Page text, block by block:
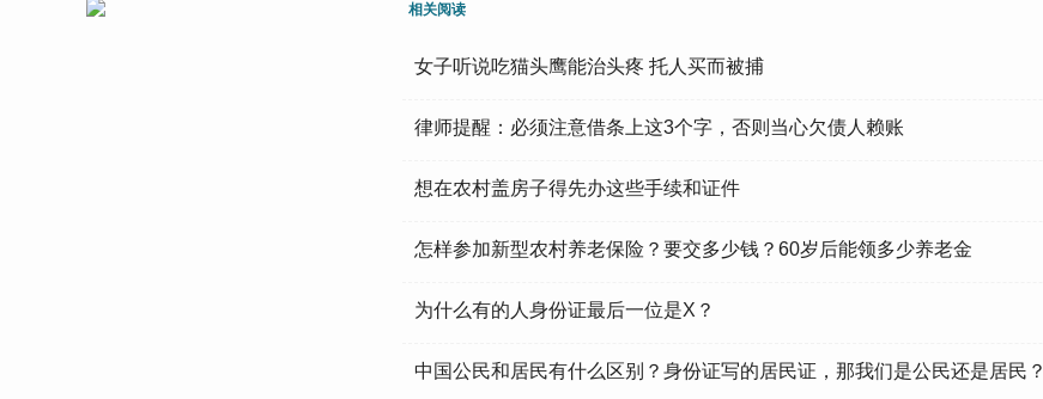
相关阅读
女子听说吃猫头鹰能治头疼 托人买而被捕
律师提醒：必须注意借条上这3个字，否则当心欠债人赖账
想在农村盖房子得先办这些手续和证件
怎样参加新型农村养老保险？要交多少钱？60岁后能领多少养老金
为什么有的人身份证最后一位是X？
中国公民和居民有什么区别？身份证写的居民证，那我们是公民还是居民？